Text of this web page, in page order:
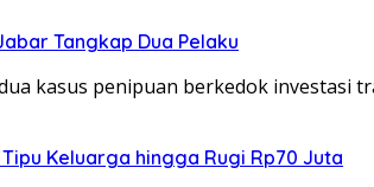
Tangkap Dua Pelaku
kasus penipuan berkedok investasi
Keluarga hingga Rugi Rp70 Juta